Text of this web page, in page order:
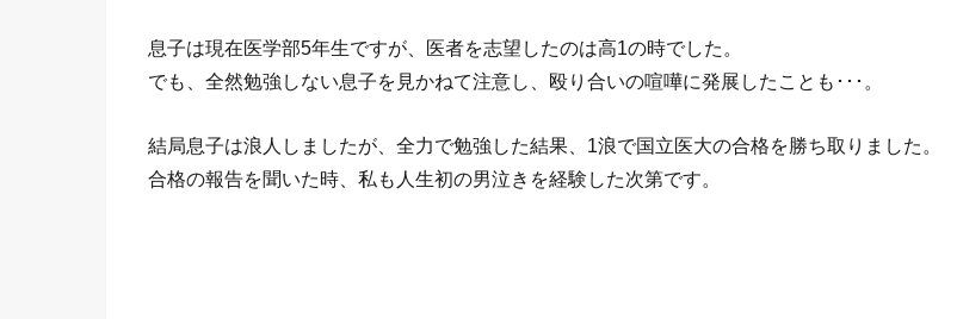
息子は現在医学部5年生ですが、医者を志望したのは高1の時でした。
でも、全然勉強しない息子を見かねて注意し、殴り合いの喧嘩に発展したことも･･･。
結局息子は浪人しましたが、全力で勉強した結果、1浪で国立医大の合格を勝ち取りました。
合格の報告を聞いた時、私も人生初の男泣きを経験した次第です。